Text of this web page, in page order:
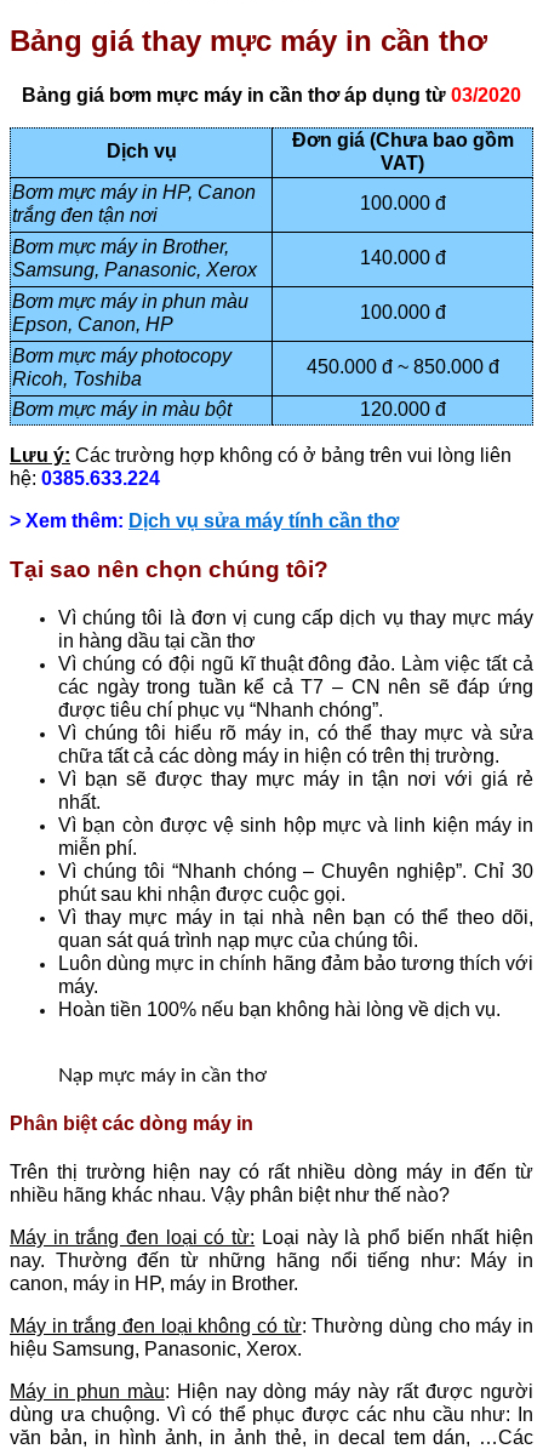
Bảng giá thay mực máy in cần thơ
Bảng giá bơm mực máy in cần thơ áp dụng từ 03/2020
Dịch vụ
Đơn giá (Chưa bao gồm
VAT)
Bơm mực máy in HP, Canon
trắng đen tận nơi
100.000 đ
Bơm mực máy in Brother,
Samsung, Panasonic, Xerox
140.000 đ
Bơm mực máy in phun màu
Epson, Canon, HP
100.000 đ
Bơm mực máy photocopy
Ricoh, Toshiba
450.000 đ ~ 850.000 đ
Bơm mực máy in màu bột 120.000 đ
Lưu ý: Các trường hợp không có ở bảng trên vui lòng liên
hệ: 0385.633.224
> Xem thêm: Dịch vụ sửa máy tính cần thơ
Tại sao nên chọn chúng tôi?
Vì chúng tôi là đơn vị cung cấp dịch vụ thay mực máy
in hàng dầu tại cần thơ
Vì chúng có đội ngũ kĩ thuật đông đảo. Làm việc tất cả
các ngày trong tuần kể cả T7 – CN nên sẽ đáp ứng
được tiêu chí phục vụ “Nhanh chóng”.
Vì chúng tôi hiểu rõ máy in, có thể thay mực và sửa
chữa tất cả các dòng máy in hiện có trên thị trường.
Vì bạn sẽ được thay mực máy in tận nơi với giá rẻ
nhất.
Vì bạn còn được vệ sinh hộp mực và linh kiện máy in
miễn phí.
Vì chúng tôi “Nhanh chóng – Chuyên nghiệp”. Chỉ 30
phút sau khi nhận được cuộc gọi.
Vì thay mực máy in tại nhà nên bạn có thể theo dõi,
quan sát quá trình nạp mực của chúng tôi.
Luôn dùng mực in chính hãng đảm bảo tương thích với
máy.
Hoàn tiền 100% nếu bạn không hài lòng về dịch vụ.
Nạp mực máy in cần thơ
Phân biệt các dòng máy in
Trên thị trường hiện nay có rất nhiều dòng máy in đến từ
nhiều hãng khác nhau. Vậy phân biệt như thế nào?
Máy in trắng đen loại có từ: Loại này là phổ biến nhất hiện
nay. Thường đến từ những hãng nổi tiếng như: Máy in
canon, máy in HP, máy in Brother.
Máy in trắng đen loại không có từ: Thường dùng cho máy in
hiệu Samsung, Panasonic, Xerox.
Máy in phun màu: Hiện nay dòng máy này rất được người
dùng ưa chuộng. Vì có thể phục được các nhu cầu như: In
văn bản, in hình ảnh, in ảnh thẻ, in decal tem dán, …Các